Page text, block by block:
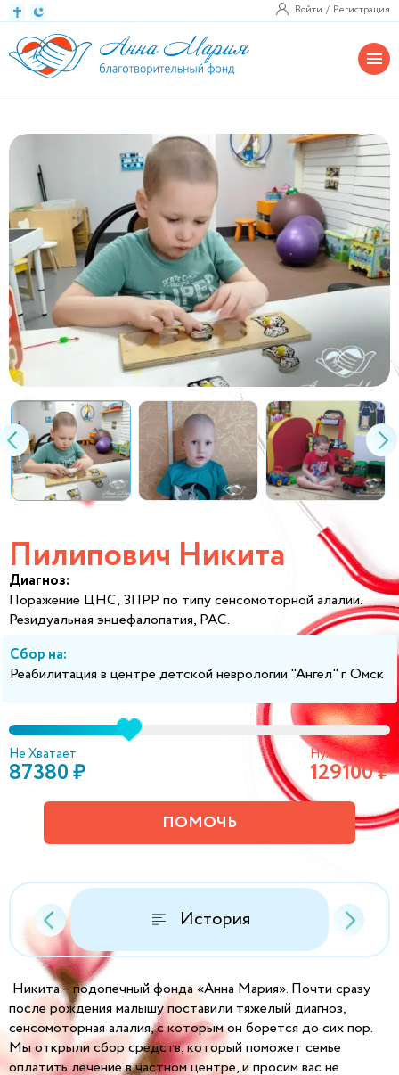
Войти Регистрация
Пилипович Никита
Диагноз:
Поражение ЦНС, ЗПРР по типу сенсомоторной алалии.
Резидуальная энцефалопатия, РАС.
Сбор на:
Реабилитация в центре детской неврологии "Ангел" г. Омск
Не Хватает
87380 ₽
Нужно
129100 ₽
ПОМОЧЬ
История
Никита – подопечный фонда «Анна Мария». Почти сразу
после рождения малышу поставили тяжелый диагноз,
сенсомоторная алалия, с которым он борется до сих пор.
Мы открыли сбор средств, который поможет семье
оплатить лечение в частном центре, и просим вас не